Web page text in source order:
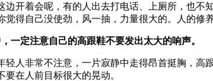
开着会呢，有的人出去打电话、上厕所，也
得自己没使劲，风一抽，力量很大的。人的修
一定注意自己的高跟鞋不要发出太大的响声。
人非常不注意，一片寂静中走得昂首挺胸，
在人前目标很大的晃动。